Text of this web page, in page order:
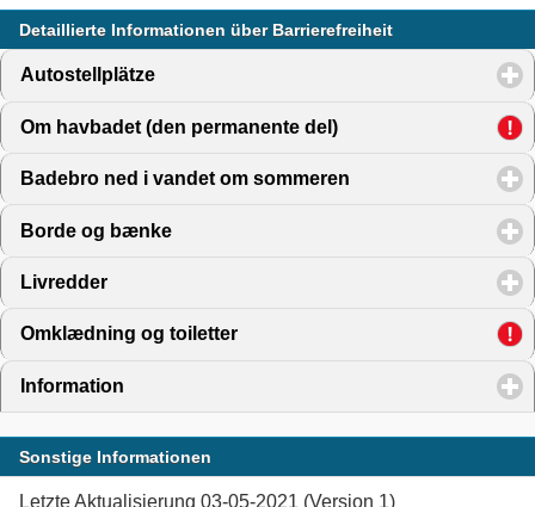
Detaillierte Informationen über Barrierefreiheit
Autostellplätze
Om havbadet (den permanente del) click to expand
Badebro ned i vandet om sommeren click to expand
Borde og bænke
Livredder
Omklædning og toiletter
Information
Sonstige Informationen
Letzte Aktualisierung 03-05-2021 (Version 1)